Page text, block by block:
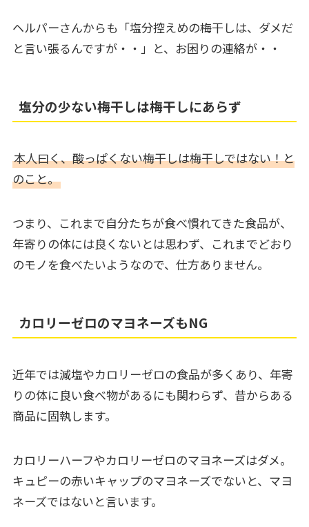
ヘルパーさんからも「塩分控えめの梅干しは、ダメだ
と言い張るんですが・・」と、お困りの連絡が・・
塩分の少ない梅干しは梅干しにあらず
本人曰く、酸っぱくない梅干しは梅干しではない！と
のこと。
つまり、これまで自分たちが食べ慣れてきた食品が、
年寄りの体には良くないとは思わず、これまでどおり
のモノを食べたいようなので、仕方ありません。
カロリーゼロのマヨネーズもNG
近年では減塩やカロリーゼロの食品が多くあり、年寄
りの体に良い食べ物があるにも関わらず、昔からある
商品に固執します。
カロリーハーフやカロリーゼロのマヨネーズはダメ。
キュピーの赤いキャップのマヨネーズでないと、マヨ
ネーズではないと言います。